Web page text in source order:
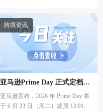
跨境资讯
亚马逊Prime Day 正式定档！
2026会员日大促新变化
亚马逊宣布，2026 年 Prime Day 将
于 6 月 23 日（周二）凌晨 12:01